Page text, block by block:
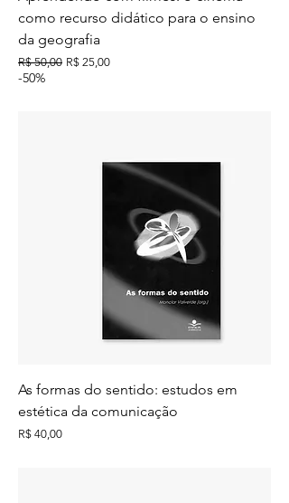
como recurso didático para o ensino
da geografia
Preço normal
R$ 50,00 Preço promocional
R$ 25,00
-50%
As formas do sentido: estudos em
estética da comunicação
Preço
R$ 40,00